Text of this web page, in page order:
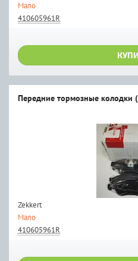
Мало
410605961R
Передние тормозные колодки
Zekkert
Мало
410605961R